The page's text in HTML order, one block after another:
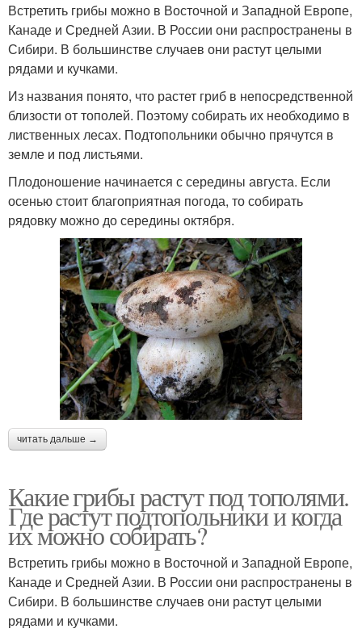
Встретить грибы можно в Восточной и Западной Европе,
Канаде и Средней Азии. В России они распространены в
Сибири. В большинстве случаев они растут целыми
рядами и кучками.
Из названия понято, что растет гриб в непосредственной
близости от тополей. Поэтому собирать их необходимо в
лиственных лесах. Подтопольники обычно прячутся в
земле и под листьями.
Плодоношение начинается с середины августа. Если
осенью стоит благоприятная погода, то собирать
рядовку можно до середины октября.
читать дальше →
Какие грибы растут под тополями.
Где растут подтопольники и когда
их можно собирать?
Встретить грибы можно в Восточной и Западной Европе,
Канаде и Средней Азии. В России они распространены в
Сибири. В большинстве случаев они растут целыми
рядами и кучками.